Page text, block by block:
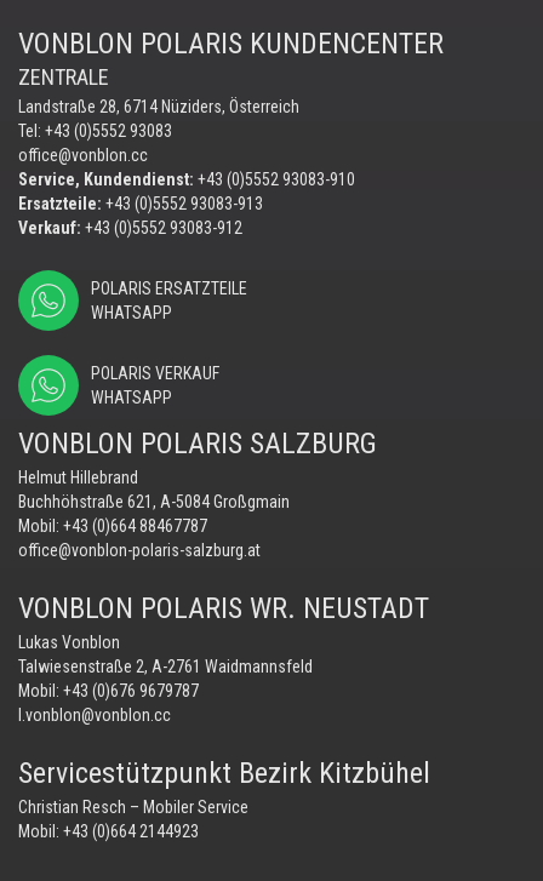
VONBLON POLARIS KUNDENCENTER
ZENTRALE
Landstraße 28, 6714 Nüziders, Österreich
Tel: +43 (0)5552 93083
office@vonblon.cc
Service, Kundendienst: +43 (0)5552 93083-910
Ersatzteile: +43 (0)5552 93083-913
Verkauf: +43 (0)5552 93083-912
POLARIS ERSATZTEILE
WHATSAPP
POLARIS VERKAUF
WHATSAPP
VONBLON POLARIS SALZBURG
Helmut Hillebrand
Buchhöhstraße 621, A-5084 Großgmain
Mobil: +43 (0)664 88467787
office@vonblon-polaris-salzburg.at
VONBLON POLARIS WR. NEUSTADT
Lukas Vonblon
Talwiesenstraße 2, A-2761 Waidmannsfeld
Mobil: +43 (0)676 9679787
l.vonblon@vonblon.cc
Servicestützpunkt Bezirk Kitzbühel
Christian Resch – Mobiler Service
Mobil: +43 (0)664 2144923